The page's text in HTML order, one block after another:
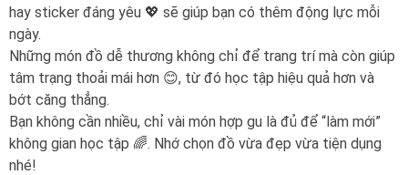
hay sticker đáng yêu 💖 sẽ giúp bạn có thêm động lực mỗi
ngày.
Những món đồ dễ thương không chỉ để trang trí mà còn giúp
tâm trạng thoải mái hơn 😊, từ đó học tập hiệu quả hơn và
bớt căng thẳng.
Bạn không cần nhiều, chỉ vài món hợp gu là đủ để “làm mới”
không gian học tập 🌈. Nhớ chọn đồ vừa đẹp vừa tiện dụng
nhé!